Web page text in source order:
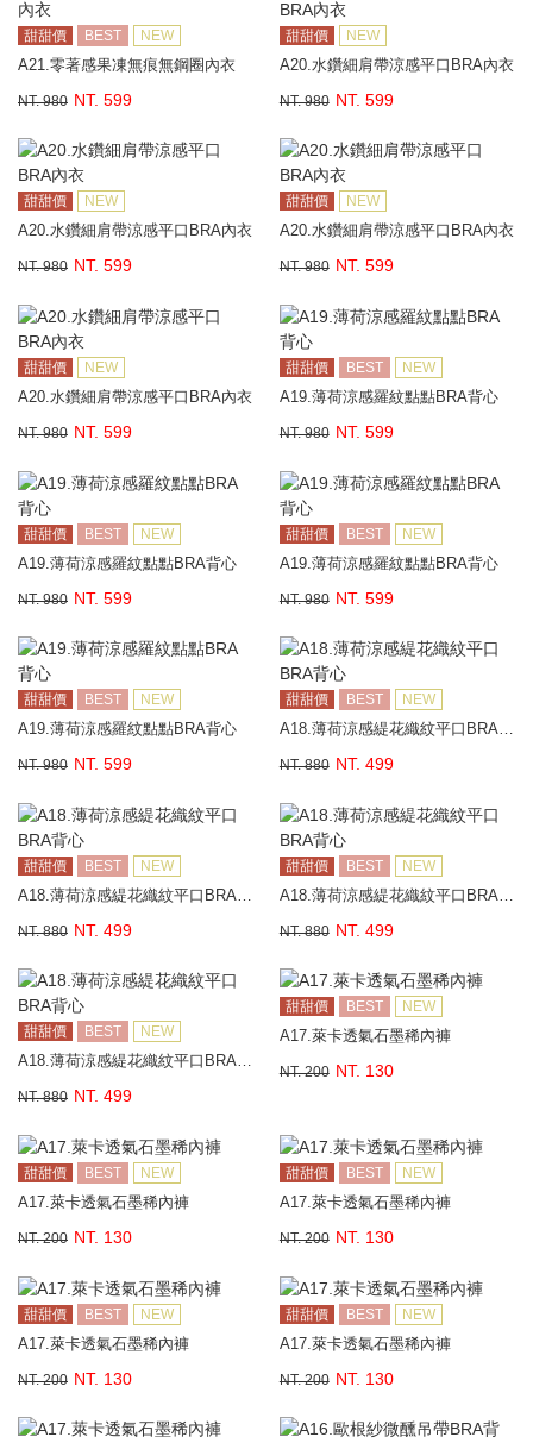
甜甜價 BEST NEW
A21.零著感果凍無痕無鋼圈內衣
NT. 980 NT. 599
甜甜價 NEW
A20.水鑽細肩帶涼感平口BRA內衣
NT. 980 NT. 599
甜甜價 NEW
A20.水鑽細肩帶涼感平口BRA內衣
NT. 980 NT. 599
甜甜價 NEW
A20.水鑽細肩帶涼感平口BRA內衣
NT. 980 NT. 599
甜甜價 NEW
A20.水鑽細肩帶涼感平口BRA內衣
NT. 980 NT. 599
甜甜價 BEST NEW
A19.薄荷涼感羅紋點點BRA背心
NT. 980 NT. 599
甜甜價 BEST NEW
A19.薄荷涼感羅紋點點BRA背心
NT. 980 NT. 599
甜甜價 BEST NEW
A19.薄荷涼感羅紋點點BRA背心
NT. 980 NT. 599
甜甜價 BEST NEW
A19.薄荷涼感羅紋點點BRA背心
NT. 980 NT. 599
甜甜價 BEST NEW
A18.薄荷涼感緹花織紋平口BRA背心
NT. 880 NT. 499
甜甜價 BEST NEW
NT. 880 NT. 499
甜甜價 BEST NEW
NT. 880 NT. 499
甜甜價 BEST NEW
A18.薄荷涼感緹花織紋平口BRA背心
NT. 880 NT. 499
甜甜價 BEST NEW
A17.萊卡透氣石墨稀內褲
NT. 200 NT. 130
甜甜價 BEST NEW
A17.萊卡透氣石墨稀內褲
NT. 200 NT. 130
甜甜價 BEST NEW
A17.萊卡透氣石墨稀內褲
NT. 200 NT. 130
甜甜價 BEST NEW
A17.萊卡透氣石墨稀內褲
NT. 200 NT. 130
甜甜價 BEST NEW
A17.萊卡透氣石墨稀內褲
NT. 200 NT. 130